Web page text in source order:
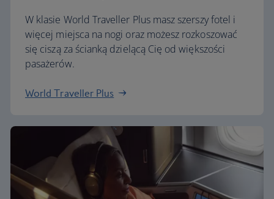
W klasie World Traveller Plus masz szerszy fotel i
więcej miejsca na nogi oraz możesz rozkoszować
się ciszą za ścianką dzielącą Cię od większości
pasażerów.
World Traveller Plus